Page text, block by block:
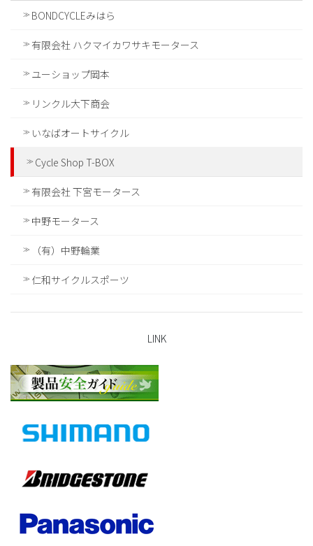
BONDCYCLEみはら
有限会社 ハクマイカワサキモータース
ユーショップ岡本
リンクル大下商会
いなばオートサイクル
Cycle Shop T-BOX
有限会社 下宮モータース
中野モータース
（有）中野輪業
仁和サイクルスポーツ
LINK